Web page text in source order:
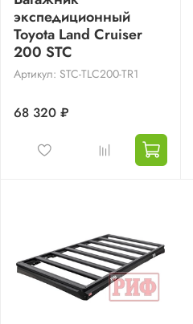
экспедиционный
Toyota Land Cruiser
200 STC
Артикул: STC-TLC200-TR1
68 320 ₽